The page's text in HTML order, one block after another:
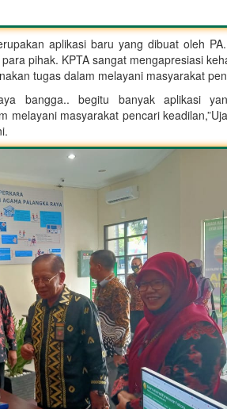
aplikasi baru yang dibuat oleh
pihak. KPTA sangat mengapresiasi
tugas dalam melayani masyarakat
bangga.. begitu banyak aplikasi
masyarakat pencari